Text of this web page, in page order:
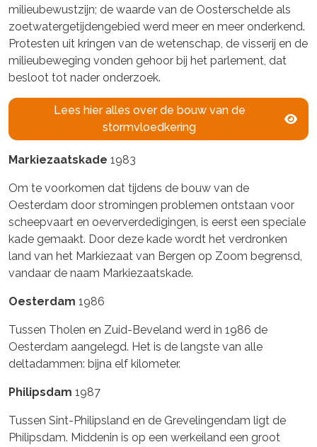
milieubewustzijn; de waarde van de Oosterschelde als
zoetwatergetijdengebied werd meer en meer onderkend.
Protesten uit kringen van de wetenschap, de visserij en de
milieubeweging vonden gehoor bij het parlement, dat
besloot tot nader onderzoek.
Lees hier alles over de bouw van de
stormvloedkering
Markiezaatskade 1983
Om te voorkomen dat tijdens de bouw van de
Oesterdam door stromingen problemen ontstaan voor
scheepvaart en oeververdedigingen, is eerst een speciale
kade gemaakt. Door deze kade wordt het verdronken
land van het Markiezaat van Bergen op Zoom begrensd,
vandaar de naam Markiezaatskade.
Oesterdam 1986
Tussen Tholen en Zuid-Beveland werd in 1986 de
Oesterdam aangelegd. Het is de langste van alle
deltadammen: bijna elf kilometer.
Philipsdam 1987
Tussen Sint-Philipsland en de Grevelingendam ligt de
Philipsdam. Middenin is op een werkeiland een groot